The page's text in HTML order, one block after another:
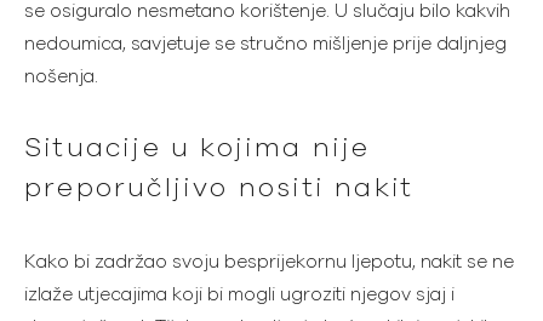
se osiguralo nesmetano korištenje. U slučaju bilo kakvih
nedoumica, savjetuje se stručno mišljenje prije daljnjeg
nošenja.
Situacije u kojima nije
preporučljivo nositi nakit
Kako bi zadržao svoju besprijekornu ljepotu, nakit se ne
izlaže utjecajima koji bi mogli ugroziti njegov sjaj i